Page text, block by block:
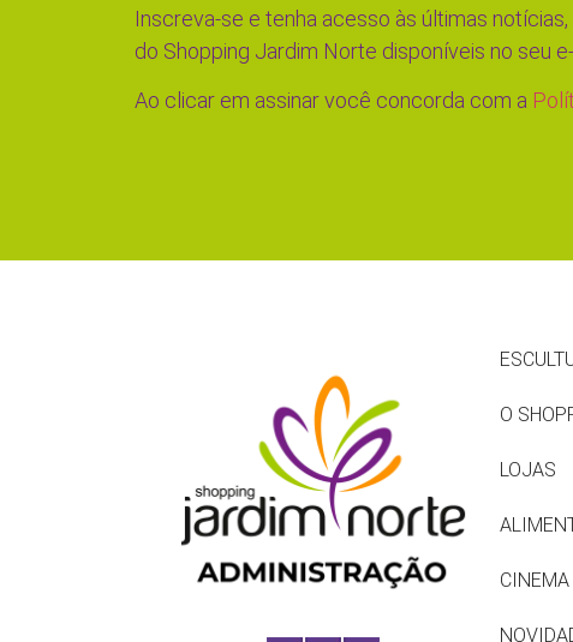
Inscreva-se e tenha acesso às últimas
do Shopping Jardim Norte disponíveis no seu e-
Ao clicar em assinar você concorda com a
O
LOJAS
CINEMA